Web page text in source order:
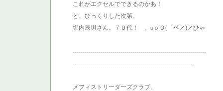
これがエクセルでできるのかあ！
と、びっくりした次第。
堀内辰男さん。７０代！ 。oｏＯ(゜ペ／)／ひゃ
-------------------------------------------------------------------
-------------------------------------------------------------
メフィストリーダーズクラブ。